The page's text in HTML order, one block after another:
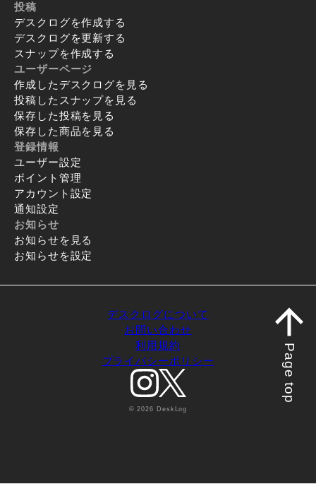
投稿
デスクログを作成する
デスクログを更新する
スナップを作成する
ユーザーページ
作成したデスクログを見る
投稿したスナップを見る
保存した投稿を見る
保存した商品を見る
登録情報
ユーザー設定
ポイント管理
アカウント設定
通知設定
お知らせ
お知らせを見る
お知らせを設定
デスクログについて
お問い合わせ
利用規約
プライバシーポリシー
© 2026 DeskLog
Page top